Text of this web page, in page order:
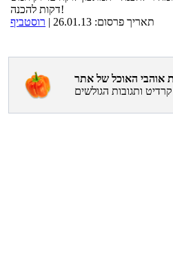
דקות להכנה!
תאריך פרסום: 26.01.13 |
רוסטביף